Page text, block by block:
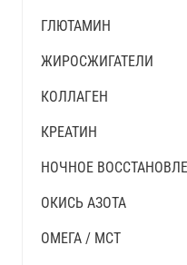
ГЛЮТАМИН
ЖИРОСЖИГАТЕЛИ
КОЛЛАГЕН
КРЕАТИН
НОЧНОЕ
ОКИСЬ АЗОТА
ОМЕГА / MCT